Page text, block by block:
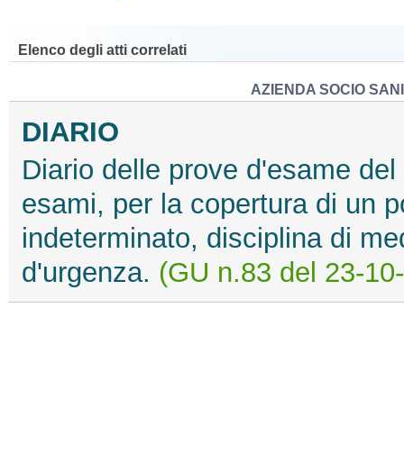
Elenco degli atti correlati
AZIENDA SOCIO
DIARIO
Diario delle prove d'esame
esami, per la copertura di un
indeterminato, disciplina di
d'urgenza. (GU n.83 del 23-